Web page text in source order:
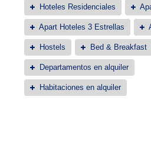
Hoteles Residenciales
Apart Hoteles 3 Estrellas
Hostels Bed & Breakfast
Departamentos en alquiler
Habitaciones en alquiler